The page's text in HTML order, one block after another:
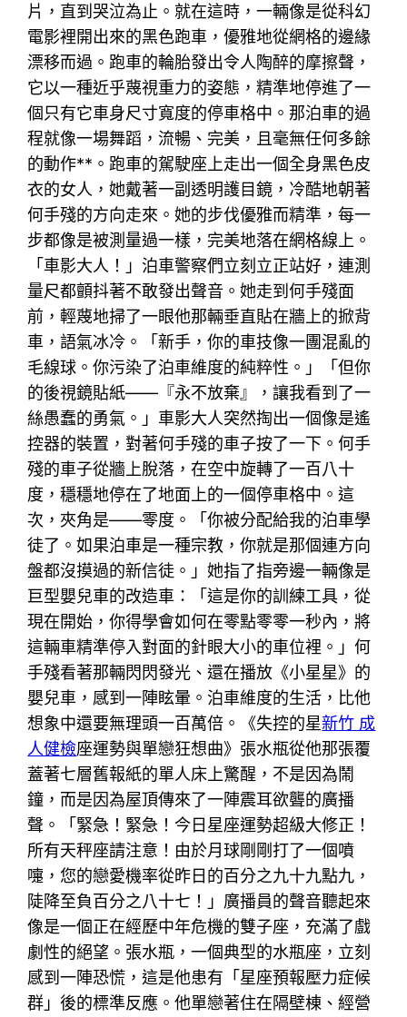
片，直到哭泣為止。就在這時，一輛像是從科幻
電影裡開出來的黑色跑車，優雅地從網格的邊緣
漂移而過。跑車的輪胎發出令人陶醉的摩擦聲，
它以一種近乎蔑視重力的姿態，精準地停進了一
個只有它車身尺寸寬度的停車格中。那泊車的過
程就像一場舞蹈，流暢、完美，且毫無任何多餘
的動作**。跑車的駕駛座上走出一個全身黑色皮
衣的女人，她戴著一副透明護目鏡，冷酷地朝著
何手殘的方向走來。她的步伐優雅而精準，每一
步都像是被測量過一樣，完美地落在網格線上。
「車影大人！」泊車警察們立刻立正站好，連測
量尺都顫抖著不敢發出聲音。她走到何手殘面
前，輕蔑地掃了一眼他那輛垂直貼在牆上的掀背
車，語氣冰冷。「新手，你的車技像一團混亂的
毛線球。你污染了泊車維度的純粹性。」「但你
的後視鏡貼紙——『永不放棄』，讓我看到了一
絲愚蠢的勇氣。」車影大人突然掏出一個像是遙
控器的裝置，對著何手殘的車子按了一下。何手
殘的車子從牆上脫落，在空中旋轉了一百八十
度，穩穩地停在了地面上的一個停車格中。這
次，夾角是——零度。「你被分配給我的泊車學
徒了。如果泊車是一種宗教，你就是那個連方向
盤都沒摸過的新信徒。」她指了指旁邊一輛像是
巨型嬰兒車的改造車：「這是你的訓練工具，從
現在開始，你得學會如何在零點零零一秒內，將
這輛車精準停入對面的針眼大小的車位裡。」何
手殘看著那輛閃閃發光、還在播放《小星星》的
嬰兒車，感到一陣眩暈。泊車維度的生活，比他
想象中還要無理頭一百萬倍。《失控的星新竹 成
人健檢座運勢與單戀狂想曲》張水瓶從他那張覆
蓋著七層舊報紙的單人床上驚醒，不是因為鬧
鐘，而是因為屋頂傳來了一陣震耳欲聾的廣播
聲。「緊急！緊急！今日星座運勢超級大修正！
所有天秤座請注意！由於月球剛剛打了一個噴
嚏，您的戀愛機率從昨日的百分之九十九點九，
陡降至負百分之八十七！」廣播員的聲音聽起來
像是一個正在經歷中年危機的雙子座，充滿了戲
劇性的絕望。張水瓶，一個典型的水瓶座，立刻
感到一陣恐慌，這是他患有「星座預報壓力症候
群」後的標準反應。他單戀著住在隔壁棟、經營